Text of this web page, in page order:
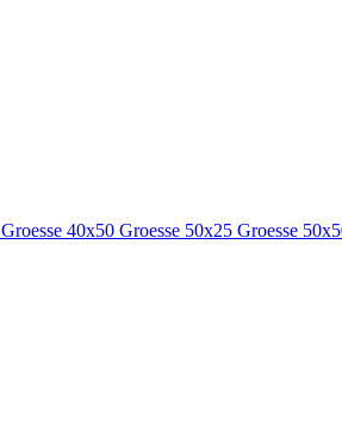
Groesse 40x50 Groesse 50x25 Groesse